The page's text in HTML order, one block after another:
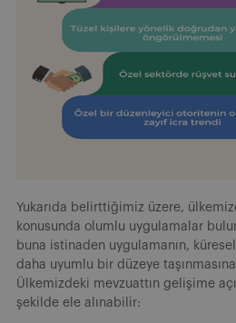
Yukarıda belirttiğimiz üzere,
konusunda olumlu uygulamalar
buna istinaden uygulamanın,
daha uyumlu bir düzeye
Ülkemizdeki mevzuattın gelişime
şekilde ele alınabilir: